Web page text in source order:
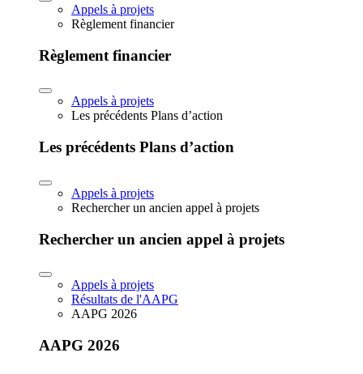
Appels à projets
Règlement financier
Règlement financier
Appels à projets
Les précédents Plans d’action
Les précédents Plans d’action
Appels à projets
Rechercher un ancien appel à projets
Rechercher un ancien appel à projets
Appels à projets
Résultats de l'AAPG
AAPG 2026
AAPG 2026